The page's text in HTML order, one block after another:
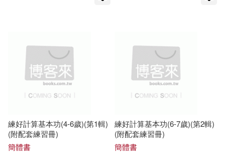
練好計算基本功(4-6歲)(第1輯)
(附配套練習冊)
簡體書
練好計算基本功(6-7歲)(第2輯)
(附配套練習冊)
簡體書